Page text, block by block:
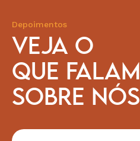
Depoimentos
VEJA O
QUE FALAM
SOBRE NÓS